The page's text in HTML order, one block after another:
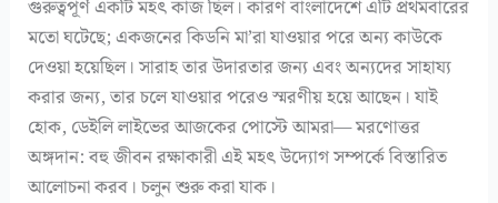
গুরুত্বপূর্ণ একটি মহৎ কাজ ছিল। কারণ বাংলাদেশে এটি প্রথমবারের
মতো ঘটেছে; একজনের কিডনি মা’রা যাওয়ার পরে অন্য কাউকে
দেওয়া হয়েছিল। সারাহ তার উদারতার জন্য এবং অন্যদের সাহায্য
করার জন্য, তার চলে যাওয়ার পরেও স্মরণীয় হয়ে আছেন। যাই
হোক, ডেইলি লাইভের আজকের পোস্টে আমরা— মরণোত্তর
অঙ্গদান: বহু জীবন রক্ষাকারী এই মহৎ উদ্যোগ সম্পর্কে বিস্তারিত
আলোচনা করব। চলুন শুরু করা যাক।